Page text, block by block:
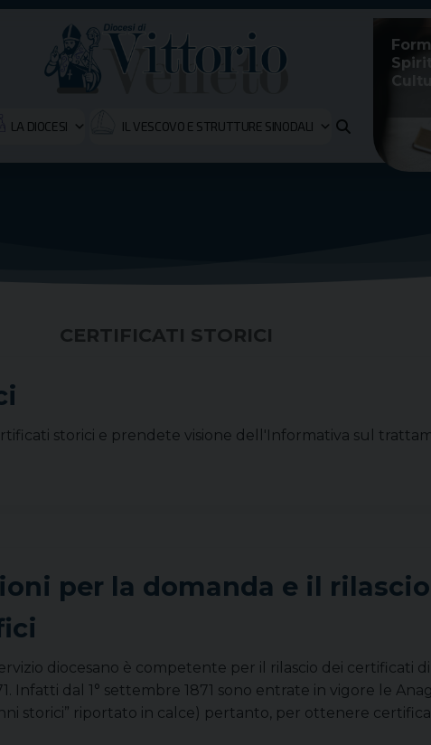
LA DIOCESI IL VESCOVO E STRUTTURE SINODALI
CERTIFICATI STORICI
storici e prendete visione dell'Informativa sul
per la domanda e il
diocesano è competente per il rilascio dei certificati
Infatti dal 1° settembre 1871 sono entrate in vigore le
storici” riportato in calce) pertanto, per ottenere